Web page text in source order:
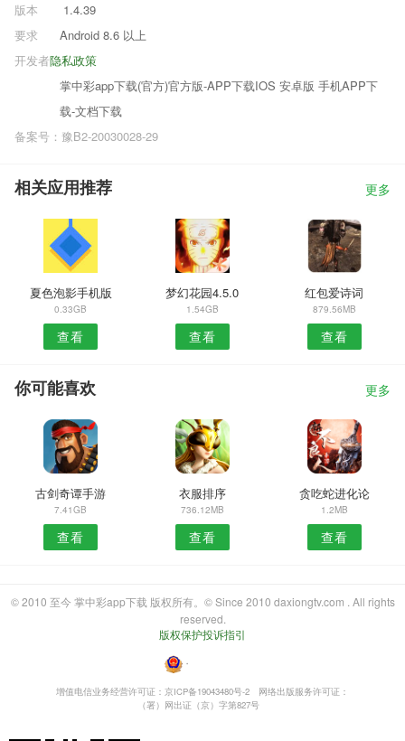
版本
1.4.39
要求
Android 8.6 以上
隐私政策
开发者
掌中彩app下载(官方)官方版-APP下载IOS 安卓版 手机APP下
载-文档下载
备案号：豫B2-20030028-29
相关应用推荐 更多
夏色泡影手机版
0.33GB
查看
梦幻花园4.5.0
1.54GB
查看
红包爱诗词
879.56MB
查看
你可能喜欢 更多
古剑奇谭手游
7.41GB
查看
衣服排序
736.12MB
查看
贪吃蛇进化论
1.2MB
查看
© 2010 至今 掌中彩app下载 版权所有。© Since 2010 daxiongtv.com . All rights
reserved.
版权保护投诉指引
・
增值电信业务经营许可证：京ICP备19043480号-2
网络出版服务许可证：
（署）网出证（京）字第827号